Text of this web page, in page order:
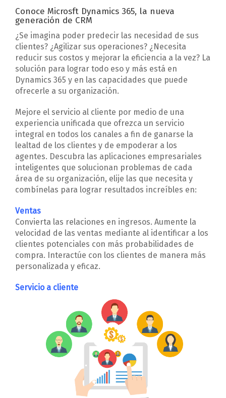
Conoce Microsft Dynamics 365, la nueva
generación de CRM
¿Se imagina poder predecir las necesidad de sus
clientes? ¿Agilizar sus operaciones? ¿Necesita
reducir sus costos y mejorar la eficiencia a la vez? La
solución para lograr todo eso y más está en
Dynamics 365 y en las capacidades que puede
ofrecerle a su organización.
Mejore el servicio al cliente por medio de una
experiencia unificada que ofrezca un servicio
integral en todos los canales a fin de ganarse la
lealtad de los clientes y de empoderar a los
agentes. Descubra las aplicaciones empresariales
inteligentes que solucionan problemas de cada
área de su organización, elije las que necesita y
combínelas para lograr resultados increíbles en:
Ventas
Convierta las relaciones en ingresos. Aumente la
velocidad de las ventas mediante al identificar a los
clientes potenciales con más probabilidades de
compra. Interactúe con los clientes de manera más
personalizada y eficaz.
Servicio a cliente